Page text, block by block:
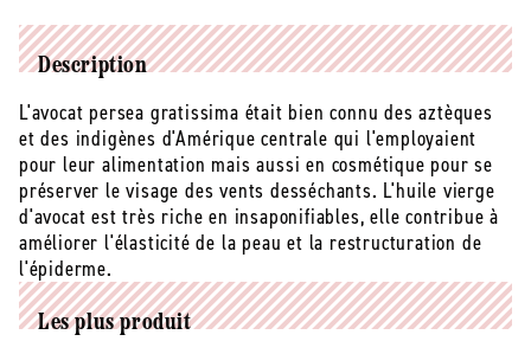
-
-
vierge
d&#39;avocat
bio
équitable
-
50
mL
-
-
vierge
d&#39;avocat
bio
équitable
50
Description
L'avocat persea gratissima était bien connu des aztèques
et des indigènes d'Amérique centrale qui l'employaient
pour leur alimentation mais aussi en cosmétique pour se
préserver le visage des vents desséchants. L'huile vierge
d'avocat est très riche en insaponifiables, elle contribue à
améliorer l'élasticité de la peau et la restructuration de
l'épiderme.
Les plus produit